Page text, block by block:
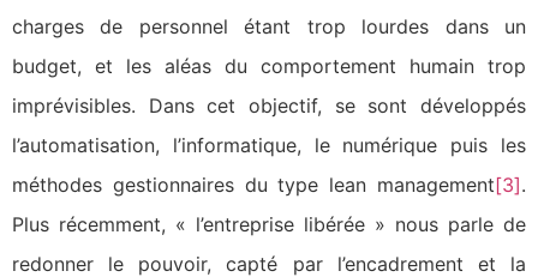
charges de personnel étant trop lourdes dans un
budget, et les aléas du comportement humain trop
imprévisibles. Dans cet objectif, se sont développés
l’automatisation, l’informatique, le numérique puis les
méthodes gestionnaires du type lean management[3].
Plus récemment, « l’entreprise libérée » nous parle de
redonner le pouvoir, capté par l’encadrement et la